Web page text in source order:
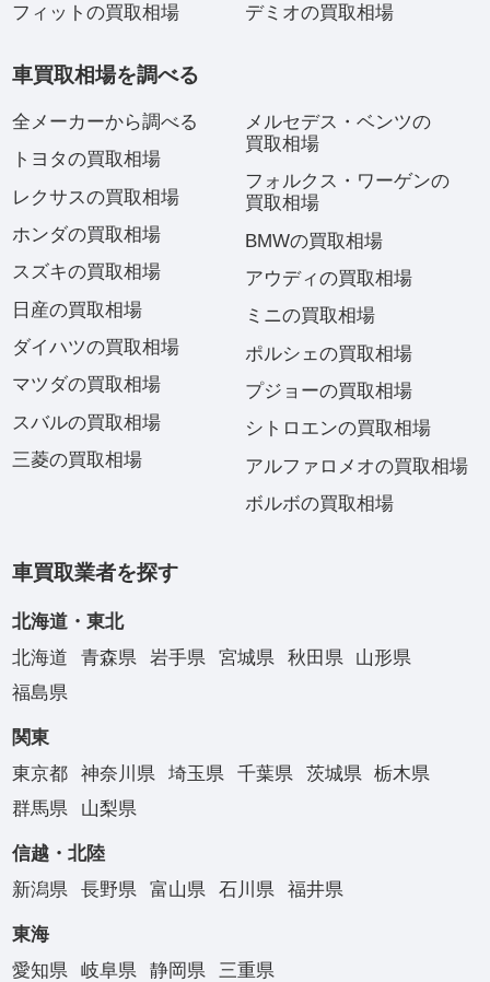
フィットの買取相場
デミオの買取相場
車買取相場を調べる
全メーカーから調べる
トヨタの買取相場
レクサスの買取相場
ホンダの買取相場
スズキの買取相場
日産の買取相場
ダイハツの買取相場
マツダの買取相場
スバルの買取相場
三菱の買取相場
メルセデス・ベンツの
買取相場
フォルクス・ワーゲンの
買取相場
BMWの買取相場
アウディの買取相場
ミニの買取相場
ポルシェの買取相場
プジョーの買取相場
シトロエンの買取相場
アルファロメオの買取相場
ボルボの買取相場
車買取業者を探す
北海道・東北
北海道
青森県 岩手県 宮城県 秋田県
山形県
福島県
関東
東京都
神奈川県 埼玉県 千葉県 茨城県
栃木県
群馬県
山梨県
信越・北陸
新潟県
長野県 富山県 石川県 福井県
東海
愛知県
岐阜県 静岡県 三重県